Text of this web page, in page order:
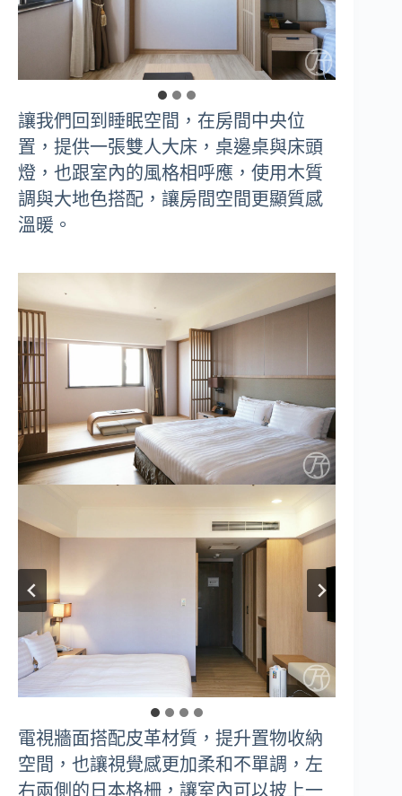
讓我們回到睡眠空間，在房間中央位
置，提供一張雙人大床，桌邊桌與床頭
燈，也跟室內的風格相呼應，使用木質
調與大地色搭配，讓房間空間更顯質感
溫暖。
電視牆面搭配皮革材質，提升置物收納
空間，也讓視覺感更加柔和不單調，左
右兩側的日本格柵，讓室內可以披上一